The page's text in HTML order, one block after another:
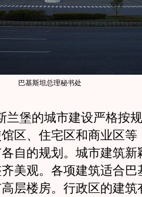
巴基斯坦总理秘书处
堡的城市建设严格按
区、住宅区和商业区等
自的规划。城市建筑新
美观。各项建筑适合巴
层楼房。行政区的建筑